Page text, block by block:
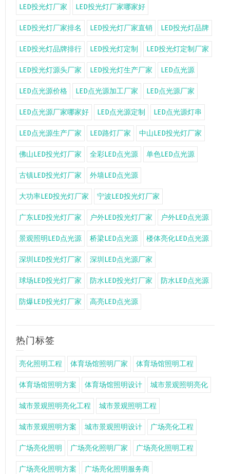
LED投光灯厂家 LED投光灯厂家哪家好
LED投光灯厂家排名 LED投光灯厂家直销 LED投光灯品牌
LED投光灯品牌排行 LED投光灯定制 LED投光灯定制厂家
LED投光灯源头厂家 LED投光灯生产厂家 LED点光源
LED点光源价格 LED点光源加工厂家 LED点光源厂家
LED点光源厂家哪家好 LED点光源定制 LED点光源灯串
LED点光源生产厂家 LED路灯厂家 中山LED投光灯厂家
佛山LED投光灯厂家 全彩LED点光源 单色LED点光源
古镇LED投光灯厂家 外墙LED点光源
大功率LED投光灯厂家 宁波LED投光灯厂家
广东LED投光灯厂家 户外LED投光灯厂家 户外LED点光源
景观照明LED点光源 桥梁LED点光源 楼体亮化LED点光源
深圳LED投光灯厂家 深圳LED点光源厂家
球场LED投光灯厂家 防水LED投光灯厂家 防水LED点光源
防爆LED投光灯厂家 高亮LED点光源
热门标签
亮化照明工程 体育场馆照明厂家 体育场馆照明工程
体育场馆照明方案 体育场馆照明设计 城市景观照明亮化
城市景观照明亮化工程 城市景观照明工程
城市景观照明方案 城市景观照明设计 广场亮化工程
广场亮化照明 广场亮化照明厂家 广场亮化照明工程
广场亮化照明方案 广场亮化照明服务商